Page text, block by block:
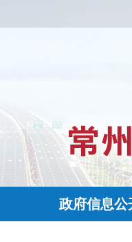
政府信息公